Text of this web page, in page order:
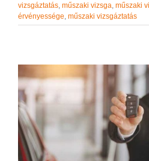
vizsgáztatás műszaki vizsga műszaki
érvényessége műszaki vizsgáztatás